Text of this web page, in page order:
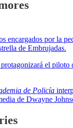
encargados por la
de Embrujadas.
el piloto
de Policía
de Dwayne